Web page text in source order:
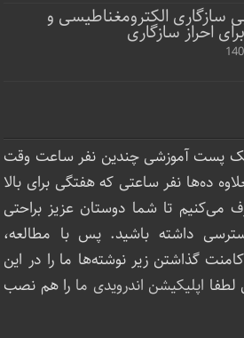
سازگاری الکترومغناطیسی و
احراز سازگاری
یک پست آموزشی چندین نفر ساعت‌ وقت
ده‌ها نفر ساعتی که هفتگی برای بالا
تا شما دوستان عزیز براحتی
داشته باشید. پس با مطالعه،
گذاشتن زیر نوشته‌‌ها ما را در این
اپلیکیشن اندرویدی ما را هم نصب